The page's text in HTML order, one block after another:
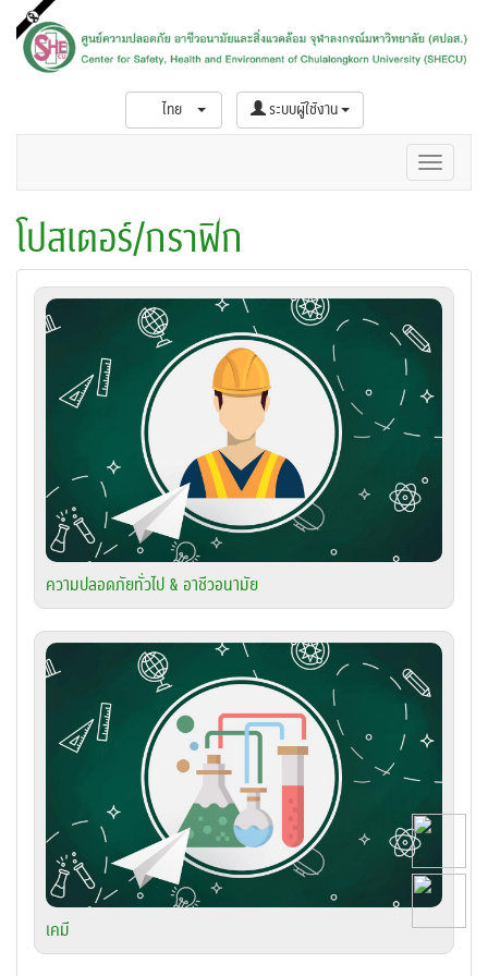
ไทย ระบบผู้ใช้งาน
โปสเตอร์/กราฟิก
ความปลอดภัยทั่วไป & อาชีวอนามัย
เคมี